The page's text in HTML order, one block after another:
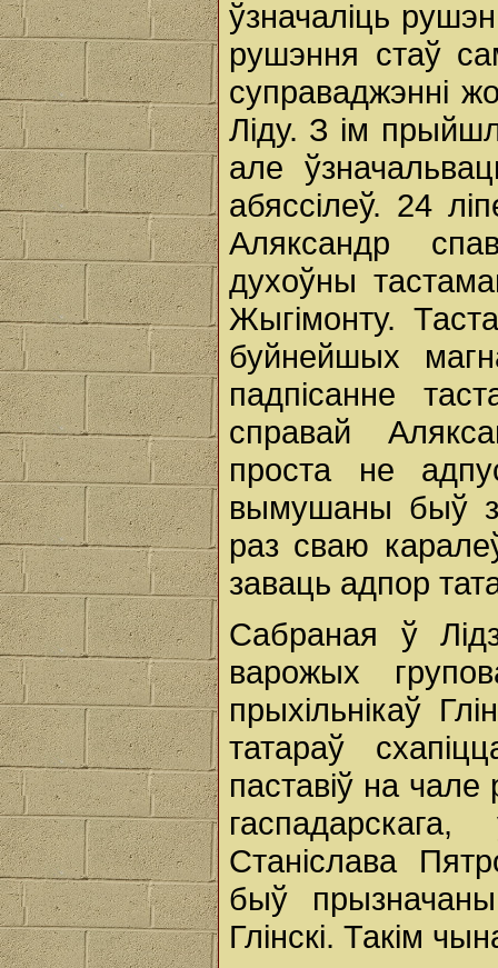
ўзначаліць
рушэння стаў
суправаджэнні
Ліду. З ім
але
абяссілеў. 24
Аляксандр
духоўны
Жыгімонту.
буйнейшых
падпісанне
справай
проста не
вымушаны быў з
раз сваю
заваць адпор
Сабраная ў
варожых
прыхільнікаў
татараў
паставіў на
Станіслава
быў
Глінскі. Такім